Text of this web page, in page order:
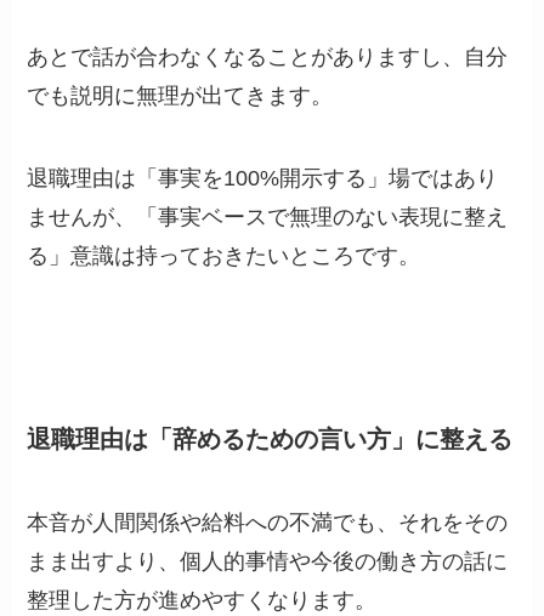
あとで話が合わなくなることがありますし、自分
でも説明に無理が出てきます。
退職理由は「事実を100%開示する」場ではあり
ませんが、「事実ベースで無理のない表現に整え
る」意識は持っておきたいところです。
退職理由は「辞めるための言い方」に整える
本音が人間関係や給料への不満でも、それをその
まま出すより、個人的事情や今後の働き方の話に
整理した方が進めやすくなります。